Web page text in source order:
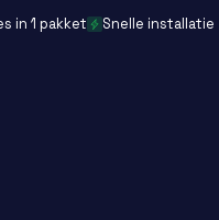
in 1 pakket Snelle installatie